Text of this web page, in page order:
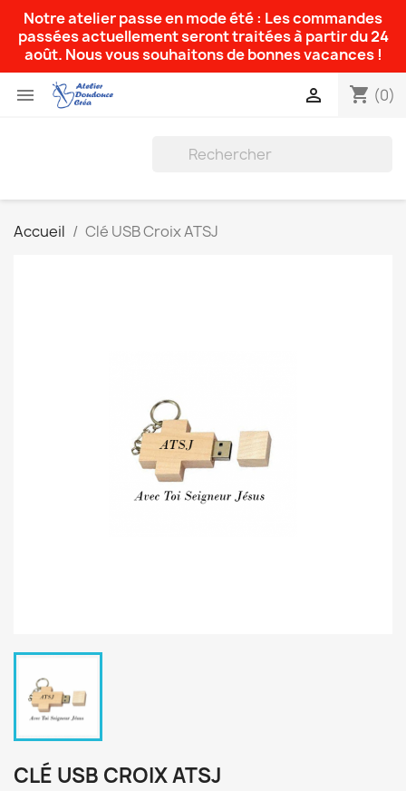
Notre atelier passe en mode été : Les commandes
passées actuellement seront traitées à partir du 24
août. Nous vous souhaitons de bonnes vacances !
 shopping_cart (0)

Accueil Clé USB Croix ATSJ
CLÉ USB CROIX ATSJ